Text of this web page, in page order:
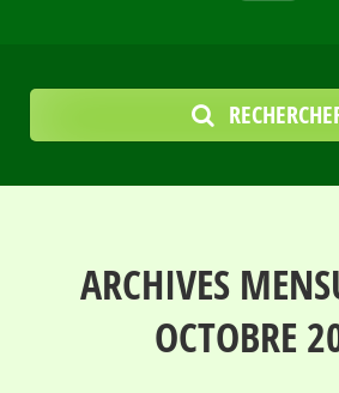
ARCHIVES
OCTOBRE